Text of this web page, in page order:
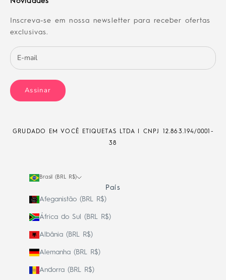
Inscreva-se em nossa newsletter para receber ofertas
exclusivas.
Assinar
GRUDADO EM VOCÊ ETIQUETAS LTDA | CNPJ
12.863.194/0001-
38
Brasil (BRL R$)
País
Afeganistão (BRL R$)
África do Sul (BRL R$)
Albânia (BRL R$)
Alemanha (BRL R$)
Andorra (BRL R$)